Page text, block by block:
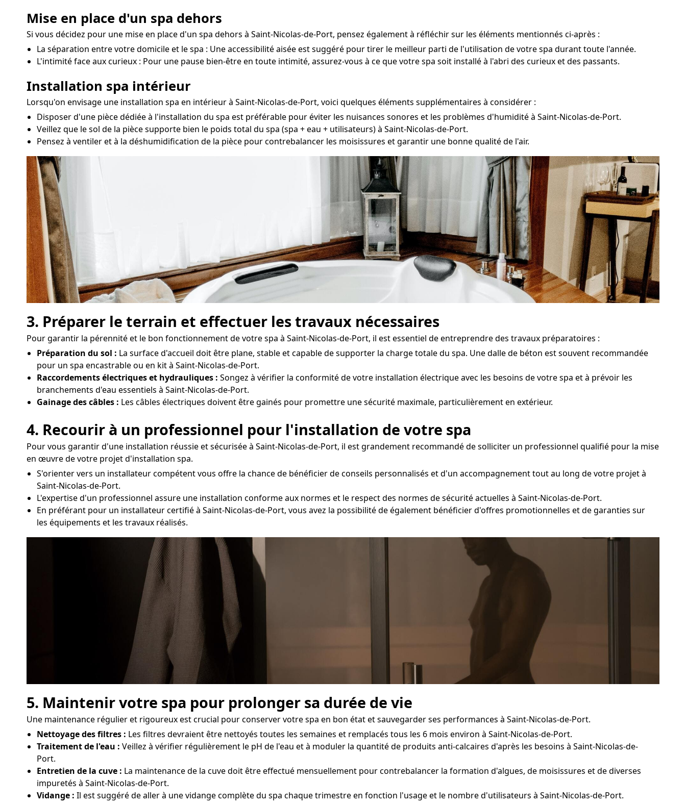
Mise en place d'un spa dehors
Si vous décidez pour une mise en place d'un spa dehors à Saint-Nicolas-de-Port, pensez également à réfléchir sur les éléments mentionnés ci-après :
La séparation entre votre domicile et le spa : Une accessibilité aisée est suggéré pour tirer le meilleur parti de l'utilisation de votre spa durant toute l'année.
L'intimité face aux curieux : Pour une pause bien-être en toute intimité, assurez-vous à ce que votre spa soit installé à l'abri des curieux et des passants.
Installation spa intérieur
Lorsqu'on envisage une installation spa en intérieur à Saint-Nicolas-de-Port, voici quelques éléments supplémentaires à considérer :
Disposer d'une pièce dédiée à l'installation du spa est préférable pour éviter les nuisances sonores et les problèmes d'humidité à Saint-Nicolas-de-Port.
Veillez que le sol de la pièce supporte bien le poids total du spa (spa + eau + utilisateurs) à Saint-Nicolas-de-Port.
Pensez à ventiler et à la déshumidification de la pièce pour contrebalancer les moisissures et garantir une bonne qualité de l'air.
3. Préparer le terrain et effectuer les travaux nécessaires
Pour garantir la pérennité et le bon fonctionnement de votre spa à Saint-Nicolas-de-Port, il est essentiel de entreprendre des travaux préparatoires :
Préparation du sol : La surface d'accueil doit être plane, stable et capable de supporter la charge totale du spa. Une dalle de béton est souvent recommandée
pour un spa encastrable ou en kit à Saint-Nicolas-de-Port.
Raccordements électriques et hydrauliques : Songez à vérifier la conformité de votre installation électrique avec les besoins de votre spa et à prévoir les
branchements d'eau essentiels à Saint-Nicolas-de-Port.
Gainage des câbles : Les câbles électriques doivent être gainés pour promettre une sécurité maximale, particulièrement en extérieur.
4. Recourir à un professionnel pour l'installation de votre spa
Pour vous garantir d'une installation réussie et sécurisée à Saint-Nicolas-de-Port, il est grandement recommandé de solliciter un professionnel qualifié pour la mise
en œuvre de votre projet d'installation spa.
S'orienter vers un installateur compétent vous offre la chance de bénéficier de conseils personnalisés et d'un accompagnement tout au long de votre projet à
Saint-Nicolas-de-Port.
L'expertise d'un professionnel assure une installation conforme aux normes et le respect des normes de sécurité actuelles à Saint-Nicolas-de-Port.
En préférant pour un installateur certifié à Saint-Nicolas-de-Port, vous avez la possibilité de également bénéficier d'offres promotionnelles et de garanties sur
les équipements et les travaux réalisés.
5. Maintenir votre spa pour prolonger sa durée de vie
Une maintenance régulier et rigoureux est crucial pour conserver votre spa en bon état et sauvegarder ses performances à Saint-Nicolas-de-Port.
Nettoyage des filtres : Les filtres devraient être nettoyés toutes les semaines et remplacés tous les 6 mois environ à Saint-Nicolas-de-Port.
Traitement de l'eau : Veillez à vérifier régulièrement le pH de l'eau et à moduler la quantité de produits anti-calcaires d'après les besoins à Saint-Nicolas-de-
Port.
Entretien de la cuve : La maintenance de la cuve doit être effectué mensuellement pour contrebalancer la formation d'algues, de moisissures et de diverses
impuretés à Saint-Nicolas-de-Port.
Vidange : Il est suggéré de aller à une vidange complète du spa chaque trimestre en fonction l'usage et le nombre d'utilisateurs à Saint-Nicolas-de-Port.